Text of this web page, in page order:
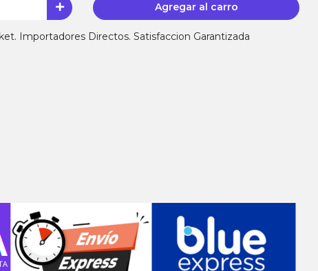
Agregar al carro
Importadores Directos. Satisfaccion Garantizada